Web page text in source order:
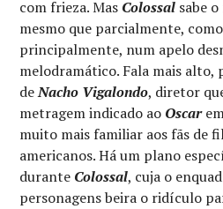
com frieza. Mas Colossal sabe
mesmo que parcialmente,
principalmente, num apelo
melodramático. Fala mais
deNacho Vigalondo, diretor
metragem indicado ao Oscar
muito mais familiar aos fãs de
americanos. Há um plano
durante Colossal, cuja o
personagens beira o ridículo